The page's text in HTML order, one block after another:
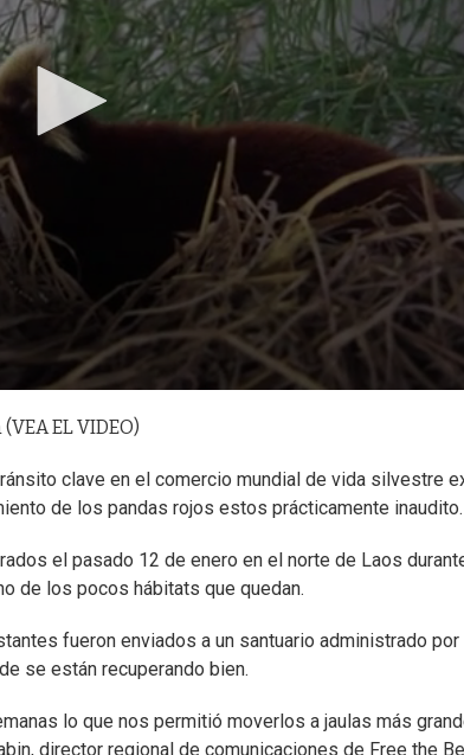
EL VIDEO)
clave en el comercio mundial de vida silvestre
de los pandas rojos estos prácticamente inaudito.
el pasado 12 de enero en el norte de Laos
de los pocos hábitats que quedan.
fueron enviados a un santuario administrado por
se están recuperando bien.
lo que nos permitió moverlos a jaulas más
director regional de comunicaciones de Free the